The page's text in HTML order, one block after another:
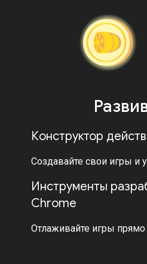
Конструктор
Создавайте свои игры и
Инструменты
Chrome
Отлаживайте игры